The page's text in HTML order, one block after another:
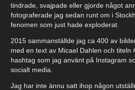
tindrade, svajpade eller gjorde något
fotograferade jag sedan runt om i
fenomen som just hade exploderat.
2015 sammanställde jag ca 400 av
med en text av Micael Dahlen och titeln
hashtag som jag använt på Instagram
socialt media.
Jag har inte ännu satt ihop någon